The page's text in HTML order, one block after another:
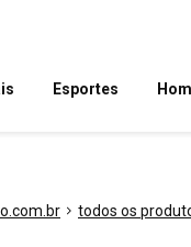
Esportes
todos os